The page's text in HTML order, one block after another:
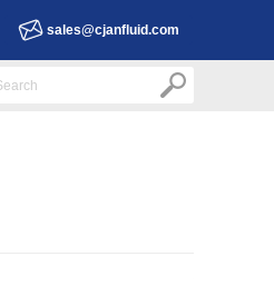
sales@cjanfluid.com